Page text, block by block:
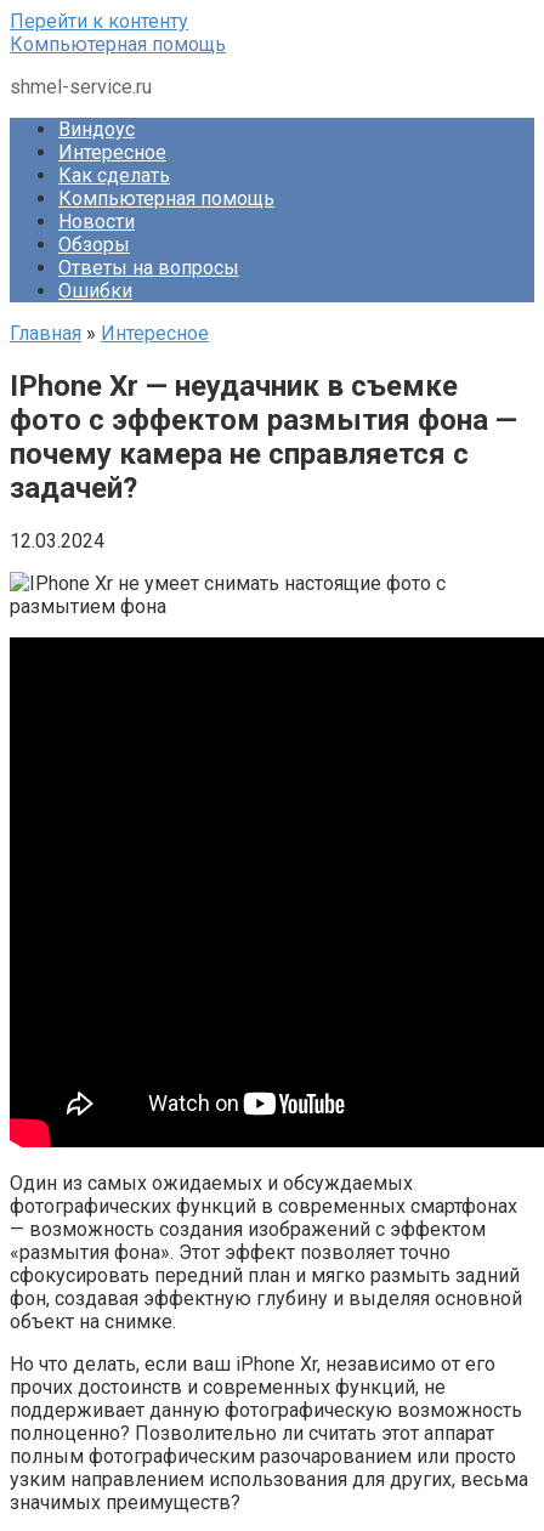
Перейти к контенту
Компьютерная помощь
shmel-service.ru
Виндоус
Интересное
Как сделать
Компьютерная помощь
Новости
Обзоры
Ответы на вопросы
Ошибки
Главная » Интересное
IPhone Xr — неудачник в съемке
фото с эффектом размытия фона —
почему камера не справляется с
задачей?
12.03.2024
Один из самых ожидаемых и обсуждаемых
фотографических функций в современных смартфонах
— возможность создания изображений с эффектом
«размытия фона». Этот эффект позволяет точно
сфокусировать передний план и мягко размыть задний
фон, создавая эффектную глубину и выделяя основной
объект на снимке.
Но что делать, если ваш iPhone Xr, независимо от его
прочих достоинств и современных функций, не
поддерживает данную фотографическую возможность
полноценно? Позволительно ли считать этот аппарат
полным фотографическим разочарованием или просто
узким направлением использования для других, весьма
значимых преимуществ?